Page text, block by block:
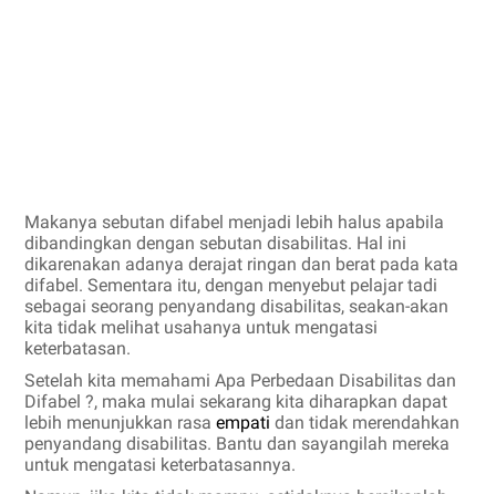
Makanya sebutan difabel menjadi lebih halus apabila
dibandingkan dengan sebutan disabilitas. Hal ini
dikarenakan adanya derajat ringan dan berat pada kata
difabel. Sementara itu, dengan menyebut pelajar tadi
sebagai seorang penyandang disabilitas, seakan-akan
kita tidak melihat usahanya untuk mengatasi
keterbatasan.
Setelah kita memahami Apa Perbedaan Disabilitas dan
Difabel ?, maka mulai sekarang kita diharapkan dapat
lebih menunjukkan rasa empati dan tidak merendahkan
penyandang disabilitas. Bantu dan sayangilah mereka
untuk mengatasi keterbatasannya.